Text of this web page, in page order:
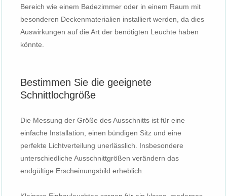
Bereich wie einem Badezimmer oder in einem Raum mit
besonderen Deckenmaterialien installiert werden, da dies
Auswirkungen auf die Art der benötigten Leuchte haben
könnte.
Bestimmen Sie die geeignete
Schnittlochgröße
Die Messung der Größe des Ausschnitts ist für eine
einfache Installation, einen bündigen Sitz und eine
perfekte Lichtverteilung unerlässlich. Insbesondere
unterschiedliche Ausschnittgrößen verändern das
endgültige Erscheinungsbild erheblich.